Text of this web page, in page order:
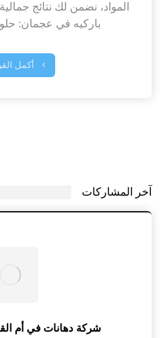
المواد، نضمن لك نتائج
باركيه في عجمان:
أكمل
آخر المشاركات
شركة دهانات في أم القيوين